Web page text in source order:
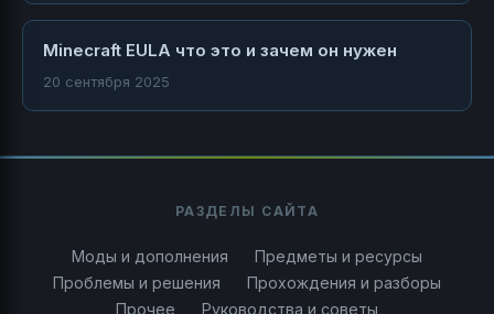
Minecraft EULA что это и зачем он нужен
20 сентября 2025
РАЗДЕЛЫ САЙТА
Моды и дополнения
Предметы и ресурсы
Проблемы и решения
Прохождения и разборы
Прочее
Руководства и советы